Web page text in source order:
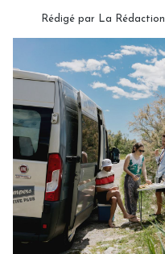
Rédigé par La Rédaction